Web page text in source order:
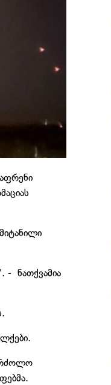
- ნათქვამია